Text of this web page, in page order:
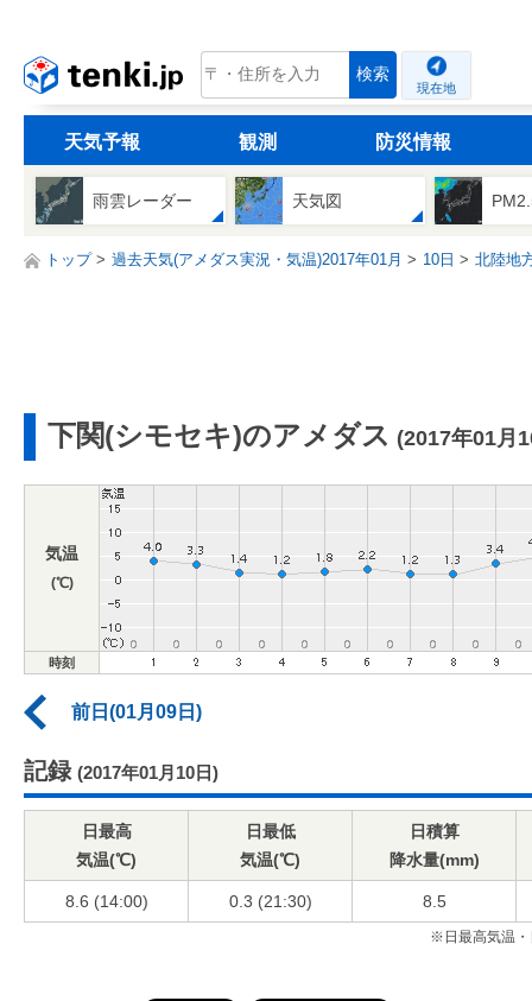
tenki.jp 検索
現在地
天気予報 観測 防災情報
雨雲レーダー 天気図
トップ 過去天気(アメダス実況・気温)2017年01月 10日 北陸地
下関(シモセキ)のアメダス (2017年01月
気温
(℃)
時刻
前日(01月09日)
記録 (2017年01月10日)
日最高
気温(℃)
日最低
気温(℃)
日積算
降水量(mm)
8.6 (14:00) 0.3 (21:30) 8.5
※日最高気温・